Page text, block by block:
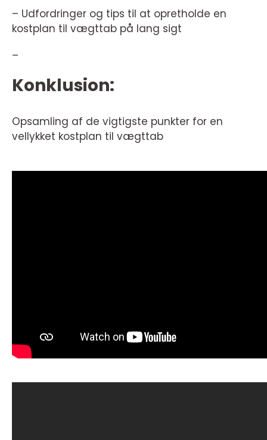
– Udfordringer og tips til at opretholde en
kostplan til vægttab på lang sigt
–
Konklusion:
Opsamling af de vigtigste punkter for en
vellykket kostplan til vægttab